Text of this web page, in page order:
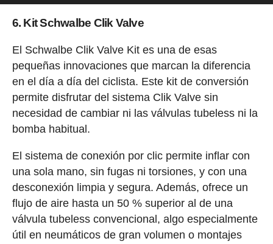
6. Kit Schwalbe Clik Valve
El Schwalbe Clik Valve Kit es una de esas
pequeñas innovaciones que marcan la diferencia
en el día a día del ciclista. Este kit de conversión
permite disfrutar del sistema Clik Valve sin
necesidad de cambiar ni las válvulas tubeless ni la
bomba habitual.
El sistema de conexión por clic permite inflar con
una sola mano, sin fugas ni torsiones, y con una
desconexión limpia y segura. Además, ofrece un
flujo de aire hasta un 50 % superior al de una
válvula tubeless convencional, algo especialmente
útil en neumáticos de gran volumen o montajes